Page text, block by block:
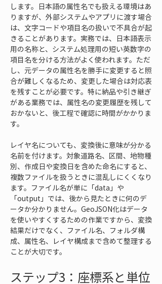
します。日本語の属性名でも扱える環境はあ
りますが、外部システムやアプリに渡す場合
は、文字コードや項目名の扱いで不具合が起
きることがあります。実務では、日本語表示
用の名称と、システム処理用の短い英数字の
項目名を分ける方法がよく使われます。ただ
し、元データの属性名を勝手に変更すると照
合が難しくなるため、変更した場合は対応表
を残すことが必要です。特に納品や引き継ぎ
がある業務では、属性名の変更履歴を残して
おかないと、後工程で確認に時間がかかりま
す。
レイヤ名についても、変換後に意味が分かる
名前を付けます。対象道路名、区間、地物種
別、作成日や変換日を含めた命名にすると、
複数ファイルを扱うときに混乱しにくくなり
ます。ファイル名が単に「data」や
「output」では、後から見たときに何のデ
ータか分かりません。GeoJSON化はデータ
を使いやすくするための作業ですから、変換
結果だけでなく、ファイル名、フォルダ構
成、属性名、レイヤ構成まで含めて整理する
ことが大切です。
ステップ3：座標系と単位